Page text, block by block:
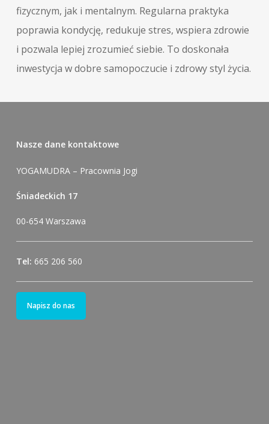
fizycznym, jak i mentalnym. Regularna praktyka
poprawia kondycję, redukuje stres, wspiera zdrowie
i pozwala lepiej zrozumieć siebie. To doskonała
inwestycja w dobre samopoczucie i zdrowy styl życia.
Nasze dane kontaktowe
YOGAMUDRA – Pracownia Jogi
Śniadeckich 17
00-654 Warszawa
Tel: 665 206 560
Napisz do nas